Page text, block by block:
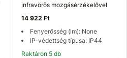
infravörös mozgásérzékelővel
14 922 Ft
Fenyerősség (lm): None
IP-védettség típusa: IP44
Raktáron 5 db